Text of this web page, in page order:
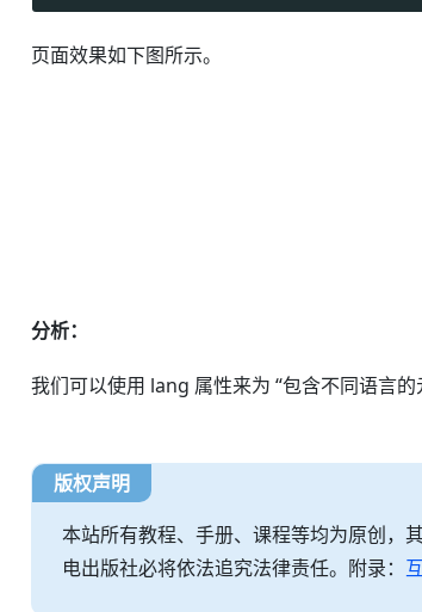
页面效果如下图所示。
分析：
我们可以使用 lang 属性来为 “包含不同语言的
版权声明
本站所有教程、手册、课程等均为原创，
电出版社必将依法追究法律责任。附录：